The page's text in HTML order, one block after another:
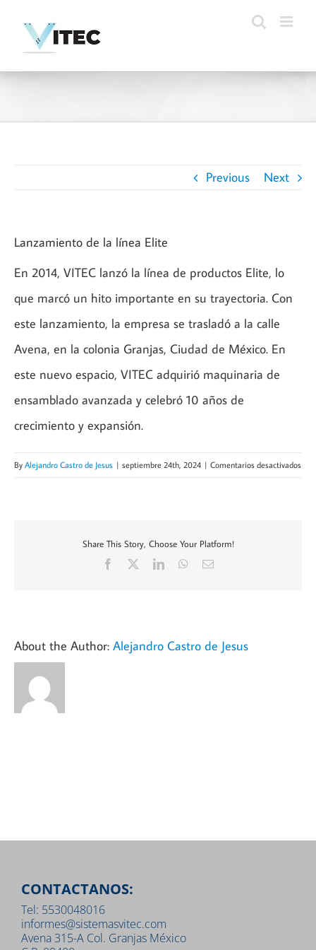
Previous Next
Lanzamiento de la línea Elite
En 2014, VITEC lanzó la línea de productos Elite, lo
que marcó un hito importante en su trayectoria. Con
este lanzamiento, la empresa se trasladó a la calle
Avena, en la colonia Granjas, Ciudad de México. En
este nuevo espacio, VITEC adquirió maquinaria de
ensamblado avanzada y celebró 10 años de
crecimiento y expansión.
By Alejandro Castro de Jesus | septiembre 24th, 2024 | Comentarios desactivadosen
Share This Story, Choose Your Platform!
Facebook
LinkedInWhatsApp
Email
About the Author: Alejandro Castro de Jesus
CONTACTANOS:
Tel: 5530048016
informes@sistemasvitec.com
Avena 315-A Col. Granjas México